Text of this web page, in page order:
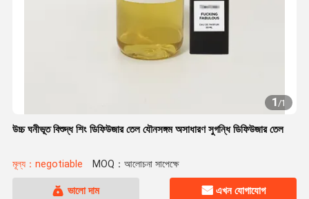
1/1
উচ্চ ঘনীভূত বিশুদ্ধ শিং ডিফিউজার তেল যৌনসঙ্গম অসাধারণ সুগন্ধি ডিফিউজার তেল
মূল্য：negotiable MOQ：আলোচনা সাপেক্ষে
ভালো দাম এখন যোগাযোগ